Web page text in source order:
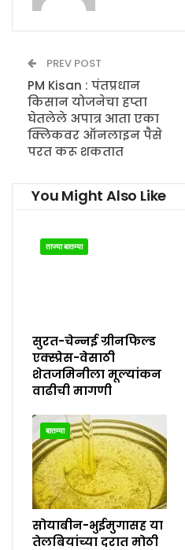
PREV POST
PM Kisan : पंतप्रधान
किसान योजनेचा हप्ता
घेतलेले अपात्र आता एका
क्लिकवर ऑनलाइन पैसे
परत करू शकतात
You Might Also Like
ताज्या बातम्या
सुरत-चेन्नई ग्रीनफिल्ड
एक्स्प्रेस-वेसाठी
शेतजमिनीला मूल्यांकन
वाढीची मागणी
बातम्या
सोयाबीन-भुईमुगासह या
तेलबियांच्या दरात मोठी